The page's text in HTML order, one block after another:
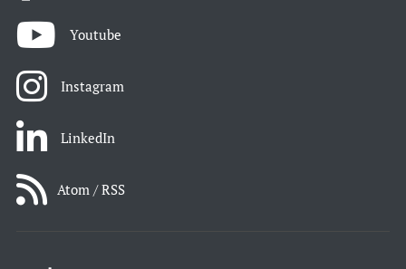
Youtube
Instagram
LinkedIn
Atom / RSS